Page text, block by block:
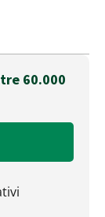
60.000